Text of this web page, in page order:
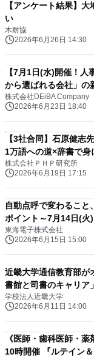
【アンケート結果】
い
木耐協
2026年6月26日 14:30
【7月1日(水)開催！
から選ばれる会社」の
株式会社DEiBA Company
2026年6月23日 18:40
【3社合同】石原健志先
1万語への道×辞書で
株式会社ＰＨＰ研究所
2026年6月19日 17:15
自動点呼で変わるこ
ポイント～7月14日(火
東海電子株式会社
2026年6月15日 15:00
近畿大学通信教育部
書館と司書のキャリア
学校法人近畿大学
2026年6月11日 14:00
《医師・歯科医師・
10時開催 『ルテイン